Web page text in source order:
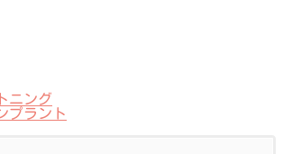
ニング
プラント